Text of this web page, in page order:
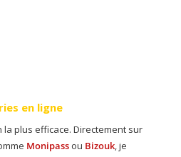
en ligne
la plus efficace. Directement sur
Monipassou Bizouk, je